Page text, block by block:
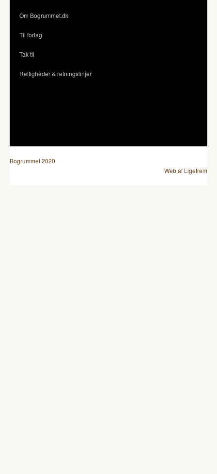
Om Bogrummet.dk
Til forlag
Tak til
Rettigheder & retningslinjer
Bogrummet 2020
Web af Ligefrem